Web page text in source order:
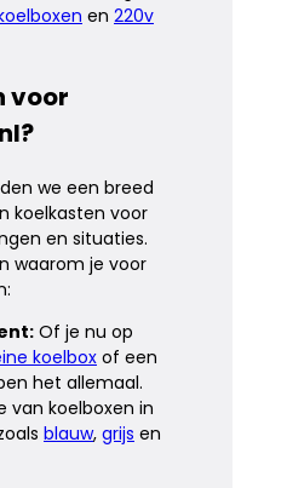
en 220v
voor
we een breed
koelkasten voor
en situaties.
waarom je voor
Of je nu op
koelboxof een
het allemaal.
van koelboxen in
blauw, grijs en